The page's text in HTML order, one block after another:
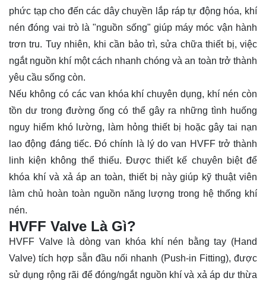
phức tạp cho đến các dây chuyền lắp ráp tự động hóa, khí
nén đóng vai trò là "nguồn sống" giúp máy móc vận hành
trơn tru. Tuy nhiên, khi cần bảo trì, sửa chữa thiết bị, việc
ngắt nguồn khí một cách nhanh chóng và an toàn trở thành
yêu cầu sống còn.
Nếu không có các van khóa khí chuyên dụng, khí nén còn
tồn dư trong đường ống có thể gây ra những tình huống
nguy hiểm khó lường, làm hỏng thiết bị hoặc gây tai nạn
lao động đáng tiếc. Đó chính là lý do van HVFF trở thành
linh kiện không thể thiếu. Được thiết kế chuyên biệt để
khóa khí và xả áp an toàn, thiết bị này giúp kỹ thuật viên
làm chủ hoàn toàn nguồn năng lượng trong hệ thống khí
nén.
HVFF Valve Là Gì?
HVFF Valve là dòng van khóa khí nén bằng tay (Hand
Valve) tích hợp sẵn đầu nối nhanh (Push-in Fitting), được
sử dụng rộng rãi để đóng/ngắt nguồn khí và xả áp dư thừa